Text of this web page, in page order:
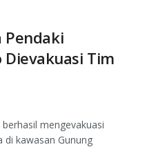
Pendaki
Tim
berhasil mengevakuasi
di kawasan Gunung